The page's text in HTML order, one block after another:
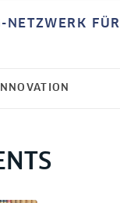
NETZWERK